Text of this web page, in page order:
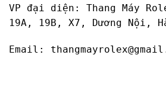
VP đại diện: Thang Máy
19A, 19B, X7, Dương Nội,
Email: